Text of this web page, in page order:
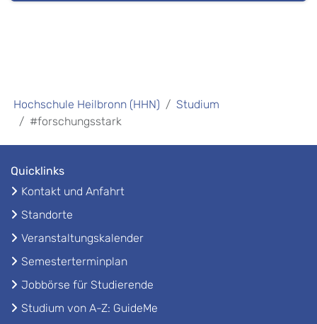
Hochschule Heilbronn (HHN)
Studium
#forschungsstark
Quicklinks
Kontakt und Anfahrt
Standorte
Veranstaltungskalender
Semesterterminplan
Jobbörse für Studierende
Studium von A-Z: GuideMe